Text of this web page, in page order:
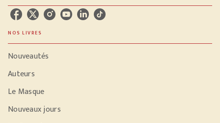
NOS LIVRES
Nouveautés
Auteurs
Le Masque
Nouveaux jours